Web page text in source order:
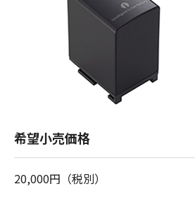
希望小売価格
20,000円（税別）